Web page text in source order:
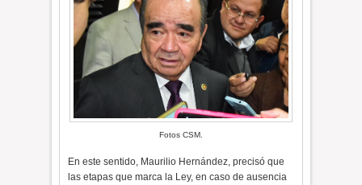
Fotos CSM.
En este sentido, Maurilio Hernández, precisó que
las etapas que marca la Ley, en caso de ausencia